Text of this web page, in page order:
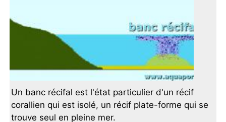
Un banc récifal est l'état particulier d'un récif
corallien qui est isolé, un récif plate-forme qui se
trouve seul en pleine mer.